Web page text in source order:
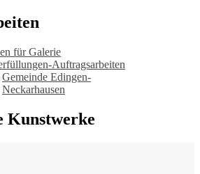
für Galerie
Auftragsarbeiten
Gemeinde Edingen-
Neckarhausen
Kunstwerke